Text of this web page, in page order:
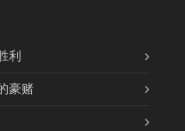
利
豪赌